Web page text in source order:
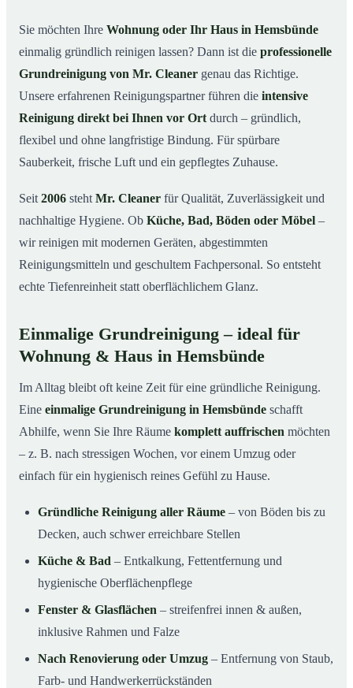
04 So läuft die Grundreinigung in Hemsbünde ab
05 Wann ist eine Grundreinigung sinnvoll?
06Grundreinigung in Hemsbünde & Umgebung
Jetzt kostenloses Angebot anfordern
Sie möchten Ihre Wohnung oder Ihr Haus in Hemsbünde
einmalig gründlich reinigen lassen? Dann ist die professionelle
Grundreinigung von Mr. Cleaner genau das Richtige.
Unsere erfahrenen Reinigungspartner führen die intensive
Reinigung direkt bei Ihnen vor Ort durch – gründlich,
flexibel und ohne langfristige Bindung. Für spürbare
Sauberkeit, frische Luft und ein gepflegtes Zuhause.
Seit 2006 steht Mr. Cleaner für Qualität, Zuverlässigkeit und
nachhaltige Hygiene. Ob Küche, Bad, Böden oder Möbel –
wir reinigen mit modernen Geräten, abgestimmten
Reinigungsmitteln und geschultem Fachpersonal. So entsteht
echte Tiefenreinheit statt oberflächlichem Glanz.
Einmalige Grundreinigung – ideal für
Wohnung & Haus in Hemsbünde
Im Alltag bleibt oft keine Zeit für eine gründliche Reinigung.
Eine einmalige Grundreinigung in Hemsbünde schafft
Abhilfe, wenn Sie Ihre Räume komplett auffrischen möchten
– z. B. nach stressigen Wochen, vor einem Umzug oder
einfach für ein hygienisch reines Gefühl zu Hause.
Gründliche Reinigung aller Räume – von Böden bis zu
Decken, auch schwer erreichbare Stellen
Küche & Bad – Entkalkung, Fettentfernung und
hygienische Oberflächenpflege
Fenster & Glasflächen – streifenfrei innen & außen,
inklusive Rahmen und Falze
Nach Renovierung oder Umzug – Entfernung von Staub,
Farb- und Handwerkerrückständen